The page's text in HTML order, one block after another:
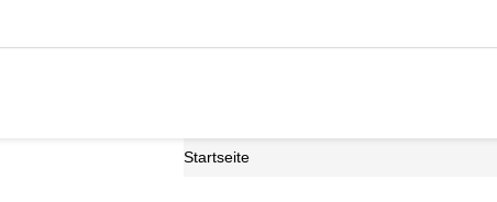
Startseite